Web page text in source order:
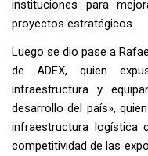
instituciones para
proyectos estratégicos.
Luego se dio pase a
de ADEX, quien
infraestructura y
desarrollo del país»,
infraestructura logística
competitividad de las